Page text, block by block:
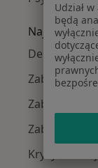
Najczęście
Depresja w
Zaburzenia
Zaburzenia
Zaburzenia
Kryzys
Udział
będą